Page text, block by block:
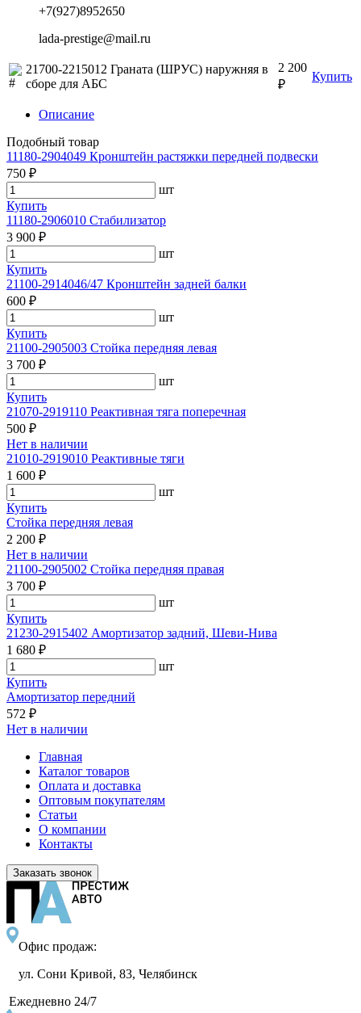
+7(927)8952650
lada-prestige@mail.ru
21700-2215012 Граната (ШРУС) наружняя в
сборе для АБС
2 200
₽
Купить
Описание
Подобный товар
11180-2904049 Кронштейн растяжки передней подвески
750 ₽
шт
Купить
11180-2906010 Стабилизатор
3 900 ₽
шт
Купить
21100-2914046/47 Кронштейн задней балки
600 ₽
шт
Купить
21100-2905003 Стойка передняя левая
3 700 ₽
шт
Купить
21070-2919110 Реактивная тяга поперечная
500 ₽
Нет в наличии
21010-2919010 Реактивные тяги
1 600 ₽
шт
Купить
Стойка передняя левая
2 200 ₽
Нет в наличии
21100-2905002 Стойка передняя правая
3 700 ₽
шт
Купить
21230-2915402 Амортизатор задний, Шеви-Нива
1 680 ₽
шт
Купить
Амортизатор передний
572 ₽
Нет в наличии
Главная
Каталог товаров
Оплата и доставка
Оптовым покупателям
Статьи
О компании
Контакты
Заказать звонок
Офис продаж:
ул. Сони Кривой, 83, Челябинск
Ежедневно 24/7